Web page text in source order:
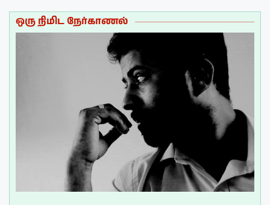
ஒரு நிமிட நேர்காணல்